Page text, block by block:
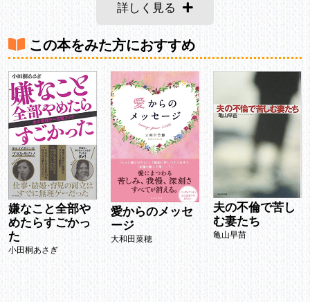
詳しく見る
この本をみた方におすすめ
嫌なこと全部や
めたらすごかっ
た
小田桐あさぎ
愛からのメッセ
ージ
大和田菜穂
夫の不倫で苦し
む妻たち
亀山早苗